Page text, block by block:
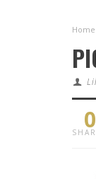
Home
0